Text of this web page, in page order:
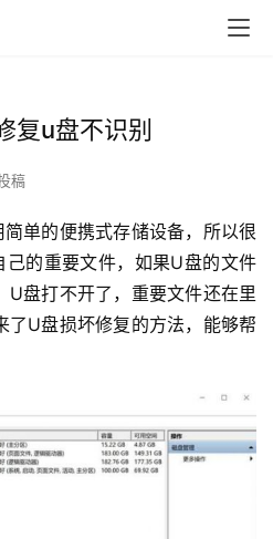
复u盘不识别
稿
单的便携式存储设备，所以很
的重要文件，如果U盘的文件
U盘打不开了，重要文件还在里
了U盘损坏修复的方法，能够帮